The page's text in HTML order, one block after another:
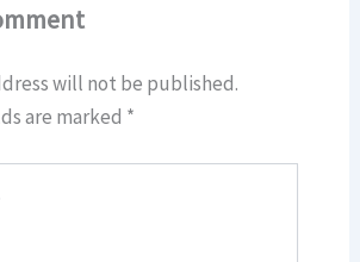
will not be published.
are marked *